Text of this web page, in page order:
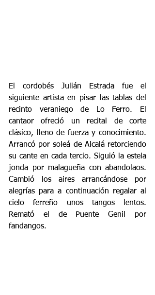
El cordobés Julián Estrada fue el
siguiente artista en pisar las tablas del
recinto veraniego de Lo Ferro. El
cantaor ofreció un recital de corte
clásico, lleno de fuerza y conocimiento.
Arrancó por soleá de Alcalá retorciendo
su cante en cada tercio. Siguió la estela
jonda por malagueña con abandolaos.
Cambió los aires arrancándose por
alegrías para a continuación regalar al
cielo ferreño unos tangos lentos.
Remató el de Puente Genil por
fandangos.